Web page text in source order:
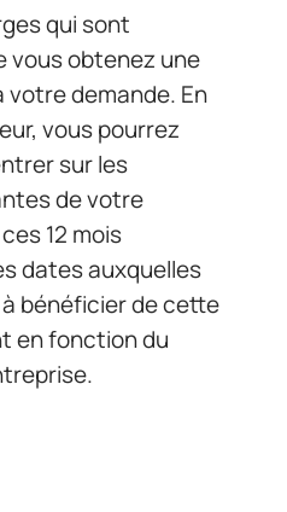
qui sont
vous obtenez une
demande. En
vous pourrez
sur les
de votre
12 mois
dates auxquelles
bénéficier de cette
en fonction du